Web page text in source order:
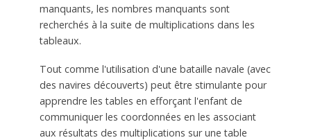
manquants, les nombres manquants sont
recherchés à la suite de multiplications dans les
tableaux.
Tout comme l'utilisation d'une bataille navale (avec
des navires découverts) peut être stimulante pour
apprendre les tables en efforçant l'enfant de
communiquer les coordonnées en les associant
aux résultats des multiplications sur une table